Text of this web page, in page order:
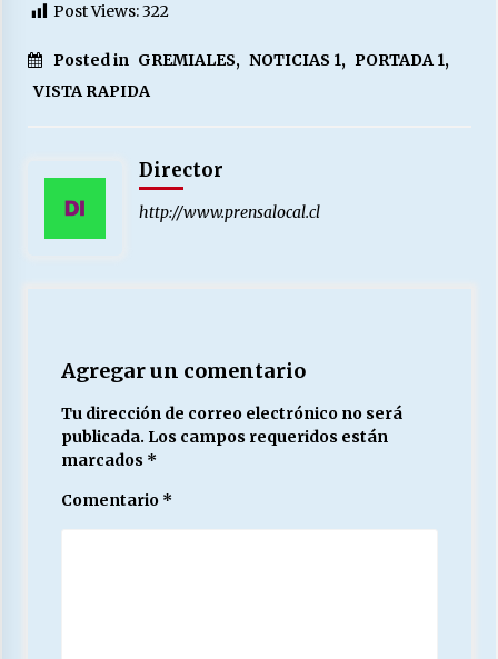
Post Views:322
Posted in GREMIALES, NOTICIAS 1, PORTADA 1,
VISTA RAPIDA
Director
http://www.prensalocal.cl
Agregar un comentario
Tu dirección de correo electrónico no será
publicada. Los campos requeridos están
marcados *
Comentario *